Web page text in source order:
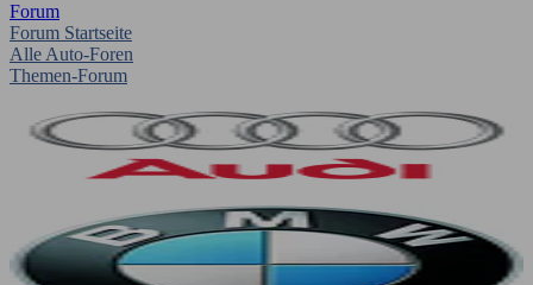
Forum
Forum Startseite
Alle Auto-Foren
Themen-Forum